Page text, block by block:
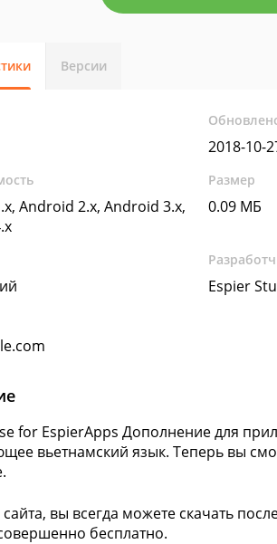
Версии
2018-10-
Android 2.x, Android 3.x,
Размер
0.09 МБ
Espier
for EspierApps Дополнение для
вьетнамский язык. Теперь вы
вы всегда можете скачать
бесплатно.